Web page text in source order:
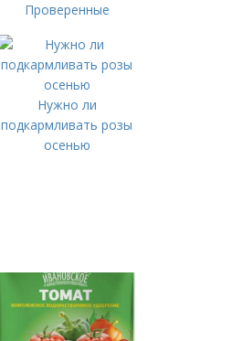
Проверенные
минеральные
удобрения
Нужно ли
подкармливать розы
осенью